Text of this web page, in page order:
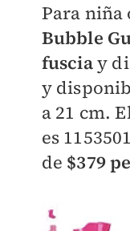
Para niña
Bubble
fusciay
y
a 21 cm.
es
de $379